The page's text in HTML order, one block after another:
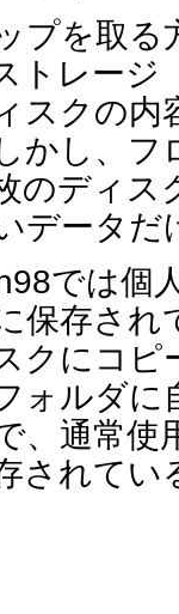
プを取る
トレージ
スクの内
かし、フ
のディス
データだ
では個
保存され
クにコ
ォルダに
、通常
されてい